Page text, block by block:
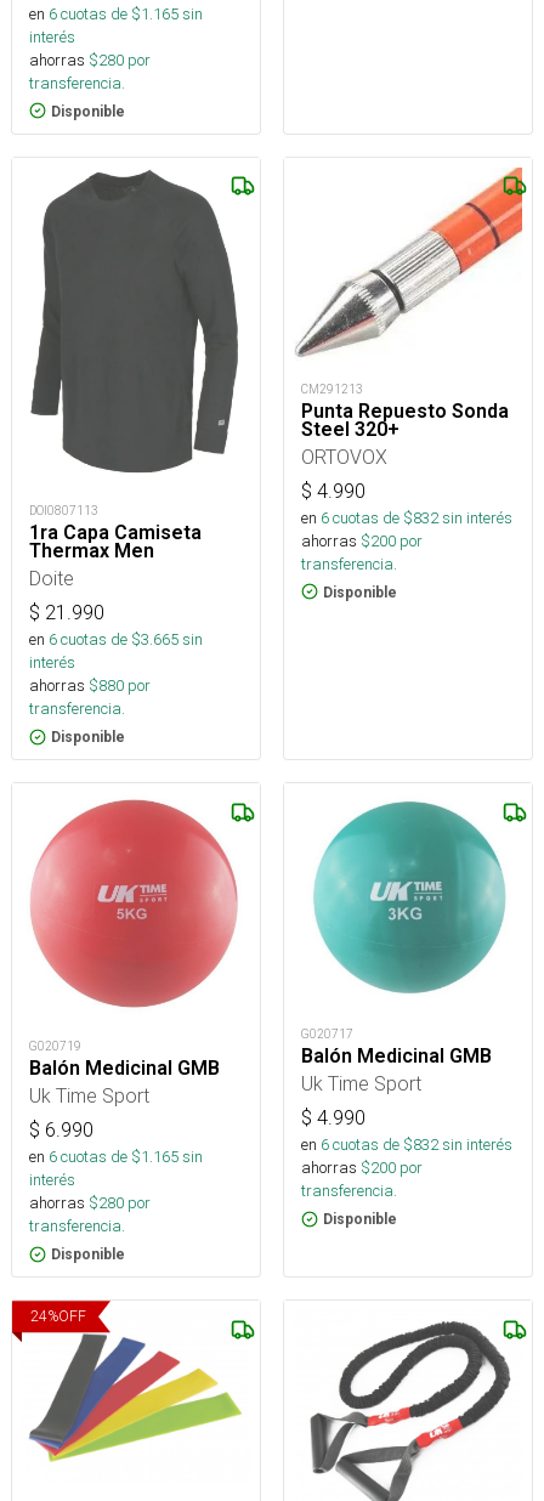
en 6cuotas de $1.165sin
interés
ahorras $280 por
transferencia.
Disponible
DOI0807113
1ra Capa Camiseta
Thermax Men
Doite
$ 21.990
en 6cuotas de $3.665sin
interés
ahorras $880 por
transferencia.
Disponible
CM291213
Punta Repuesto Sonda
Steel 320+
ORTOVOX
$ 4.990
en 6cuotas de $832sin interés
ahorras $200 por
transferencia.
Disponible
G020719
Balón Medicinal GMB
Uk Time Sport
$ 6.990
en 6cuotas de $1.165sin
interés
ahorras $280 por
transferencia.
Disponible
G020717
Balón Medicinal GMB
Uk Time Sport
$ 4.990
en 6cuotas de $832sin interés
ahorras $200 por
transferencia.
Disponible
24%OFF